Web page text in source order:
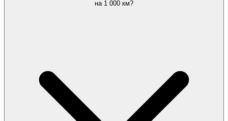
на 1 000 км?